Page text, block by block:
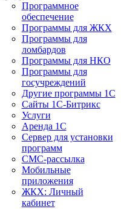
Программное
обеспечение
Программы для ЖКХ
Программы для
ломбардов
Программы для НКО
Программы для
госучреждений
Другие программы 1С
Сайты 1С-Битрикс
Услуги
Аренда 1С
Сервер для установки
программ
СМС-рассылка
Мобильные
приложения
ЖКХ: Личный
кабинет